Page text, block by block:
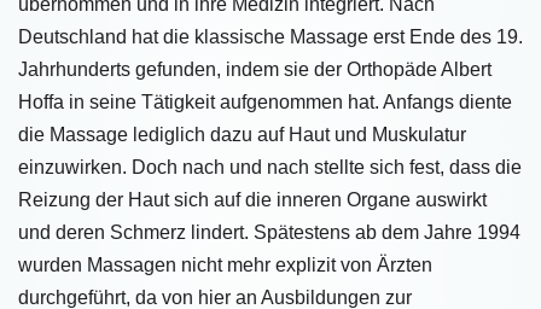
übernommen und in ihre Medizin integriert. Nach
Deutschland hat die klassische Massage erst Ende des 19.
Jahrhunderts gefunden, indem sie der Orthopäde Albert
Hoffa in seine Tätigkeit aufgenommen hat. Anfangs diente
die Massage lediglich dazu auf Haut und Muskulatur
einzuwirken. Doch nach und nach stellte sich fest, dass die
Reizung der Haut sich auf die inneren Organe auswirkt
und deren Schmerz lindert. Spätestens ab dem Jahre 1994
wurden Massagen nicht mehr explizit von Ärzten
durchgeführt, da von hier an Ausbildungen zur